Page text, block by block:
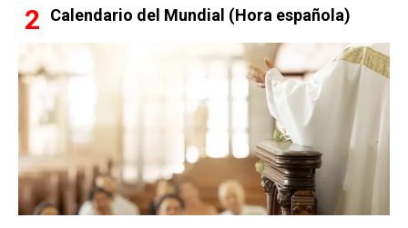
Calendario del Mundial (Hora española)